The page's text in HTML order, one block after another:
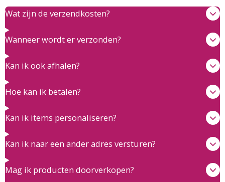
Wat zijn de verzendkosten?
Wanneer wordt er verzonden?
Kan ik ook afhalen?
Hoe kan ik betalen?
Kan ik items personaliseren?
Kan ik naar een ander adres versturen?
Mag ik producten doorverkopen?